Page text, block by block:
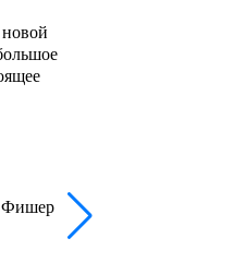
новой
Фишер